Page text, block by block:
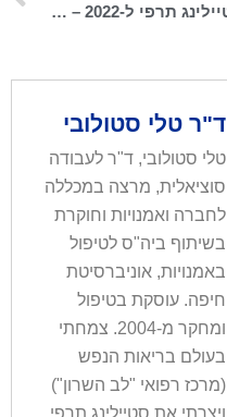
סטיילינג תרפי ל-2022 – מה את בוחרת לשחרר מהארון ומהחיים?
ד"ר טלי סטולובי
טלי סטולובי, ד"ר לעבודה
סוציאלית, מרצה במכללה
לחברה ואמנויות וחוקרת
בשיתוף ביה"ס לטיפול
באמנויות, אוניברסיטת
חיפה. עוסקת בטיפול
ומחקר מ-2004. צמחתי
בעולם בריאות הנפש
(מרכז רפואי "לב השרון")